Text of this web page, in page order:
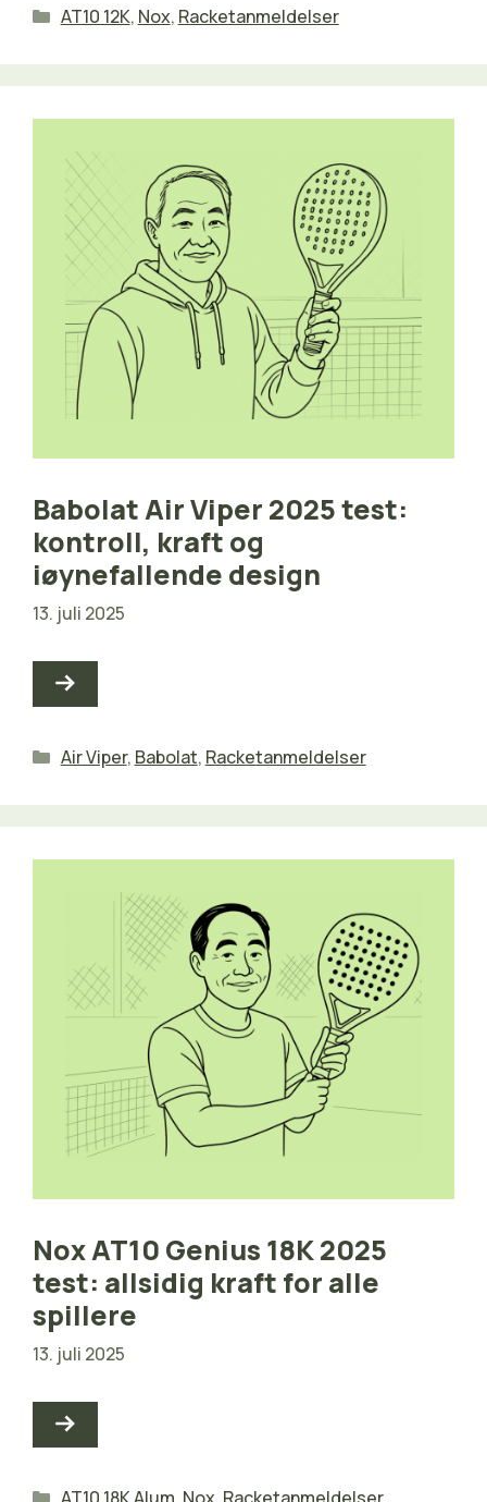
Kategorier
AT10 12K, Nox, Racketanmeldelser
Babolat Air Viper 2025 test:
kontroll, kraft og
iøynefallende design
13. juli 2025
Kategorier
Air Viper, Babolat, Racketanmeldelser
Nox AT10 Genius 18K 2025
test: allsidig kraft for alle
spillere
13. juli 2025
Kategorier